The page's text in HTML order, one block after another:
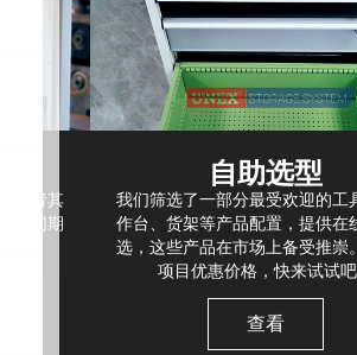
或者其
我们期
自助选型
我们筛选了一部分最受欢迎的工
作台、货架等产品配置，提供在
选，这些产品在市场上备受推崇
项目优惠价格，快来试试吧
查看